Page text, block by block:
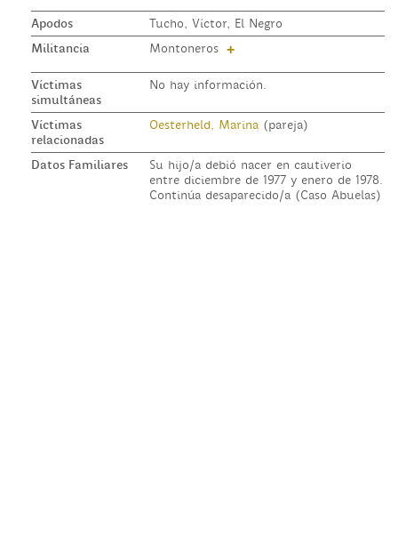
Apodos
Tucho, Víctor, El Negro
Militancia
Montoneros +
Víctimas
simultáneas
No hay información.
Víctimas
relacionadas
Oesterheld, Marina(pareja)
Datos Familiares
Su hijo/a debió nacer en cautiverio
entre diciembre de 1977 y enero de 1978.
Continúa desaparecido/a (Caso Abuelas)